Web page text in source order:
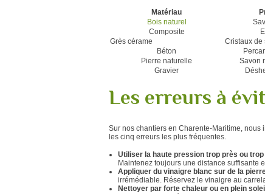
Matériau
Bois naturel
Composite
Grès cérame
Cristaux de
Béton
Pierre naturelle
Savon
Gravier
Les erreurs à
Sur nos chantiers en Charente-Maritime,
les cinq erreurs les plus fréquentes.
Utiliser la haute pression trop près ou
Maintenez toujours une distance suffisante
Appliquer du vinaigre blanc sur de la
irrémédiable. Réservez le vinaigre au
Nettoyer par forte chaleur ou en plein